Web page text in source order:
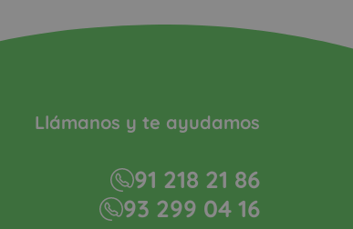
Llámanos y te ayudamos
91 218 21 86
93 299 04 16